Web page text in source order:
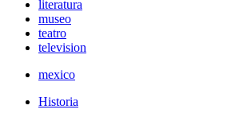
literatura
museo
teatro
television
mexico
Historia